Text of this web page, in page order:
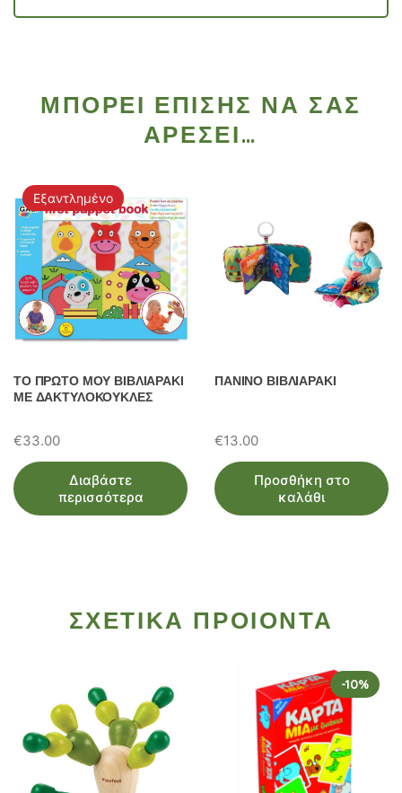
ΜΠΟΡΕΊ ΕΠΊΣΗΣ ΝΑ ΣΑΣ
ΑΡΈΣΕΙ…
Εξαντλημένο
ΤΟ ΠΡΩΤΟ ΜΟΥ ΒΙΒΛΙΑΡΑΚΙ
ΜΕ ΔΑΚΤΥΛΟΚΟΥΚΛΕΣ
€33.00
Διαβάστε
περισσότερα
ΠΑΝΙΝΟ ΒΙΒΛΙΑΡΑΚΙ
€13.00
Προσθήκη στο
καλάθι
ΣΧΕΤΙΚΑ ΠΡΟΙΟΝΤΑ
-10%